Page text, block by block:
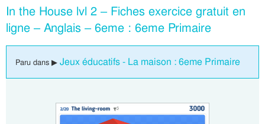
In the House lvl 2 – Fiches exercice gratuit en
ligne – Anglais – 6eme : 6eme Primaire
Paru dans ▶ Jeux éducatifs - La maison : 6eme Primaire